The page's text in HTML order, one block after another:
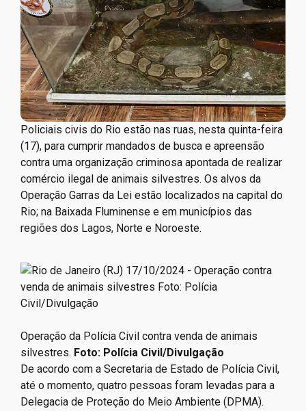
Policiais civis do Rio estão nas ruas, nesta quinta-feira
(17), para cumprir mandados de busca e apreensão
contra uma organização criminosa apontada de realizar
comércio ilegal de animais silvestres. Os alvos da
Operação Garras da Lei estão localizados na capital do
Rio; na Baixada Fluminense e em municípios das
regiões dos Lagos, Norte e Noroeste.
Operação da Polícia Civil contra venda de animais
silvestres. Foto: Polícia Civil/Divulgação
De acordo com a Secretaria de Estado de Polícia Civil,
até o momento, quatro pessoas foram levadas para a
Delegacia de Proteção do Meio Ambiente (DPMA).